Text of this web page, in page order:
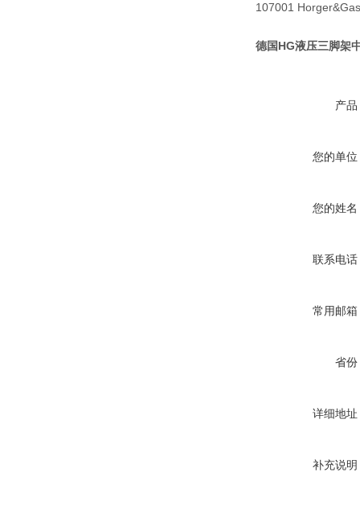
107001
德国HG液压三脚架
产品
您的单位
您的姓名
联系电话
常用邮箱
省份
详细地址
补充说明